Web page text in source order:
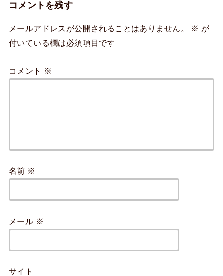
コメントを残す
メールアドレスが公開されることはありません。 ※ が
付いている欄は必須項目です
コメント ※
名前 ※
メール ※
サイト